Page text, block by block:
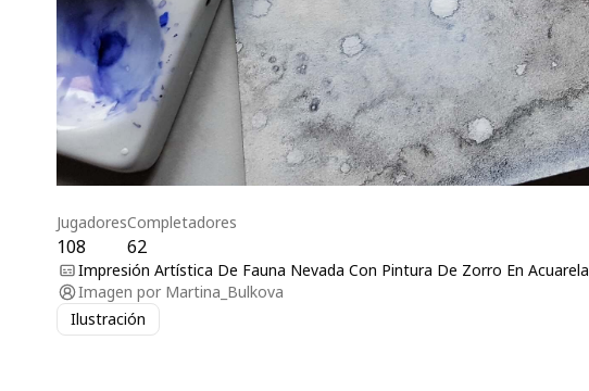
Jugadores
108
Completadores
62
Impresión Artística De Fauna Nevada Con Pintura De Zorro En Acuarela
Imagen por Martina_Bulkova
Ilustración